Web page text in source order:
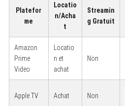
Platefor
me
Locatio
n/Acha
t
Streamin
g Gratuit
Amazon
Prime
Video
Locatio
n et
achat
Non
Apple TV Achat Non